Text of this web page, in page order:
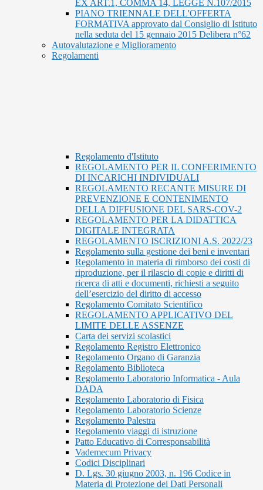
EX ART.1, COMMA 14, LEGGE N.107/2015
PIANO TRIENNALE DELL'OFFERTA
FORMATIVA approvato dal Consiglio di Istituto
nella seduta del 15 gennaio 2015 Delibera n°62
Autovalutazione e Miglioramento
Regolamenti
Regolamento d'Istituto
REGOLAMENTO PER IL CONFERIMENTO
DI INCARICHI INDIVIDUALI
REGOLAMENTO RECANTE MISURE DI
PREVENZIONE E CONTENIMENTO
DELLA DIFFUSIONE DEL SARS-COV-2
REGOLAMENTO PER LA DIDATTICA
DIGITALE INTEGRATA
REGOLAMENTO ISCRIZIONI A.S. 2022/23
Regolamento sulla gestione dei beni e inventari
Regolamento in materia di rimborso dei costi di
riproduzione, per il rilascio di copie e diritti di
ricerca di atti e documenti, richiesti a seguito
dell’esercizio del diritto di accesso
Regolamento Comitato Scientifico
REGOLAMENTO APPLICATIVO DEL
LIMITE DELLE ASSENZE
Carta dei servizi scolastici
Regolamento Registro Elettronico
Regolamento Organo di Garanzia
Regolamento Biblioteca
Regolamento Laboratorio Informatica - Aula
DADA
Regolamento Laboratorio di Fisica
Regolamento Laboratorio Scienze
Regolamento Palestra
Regolamento viaggi di istruzione
Patto Educativo di Corresponsabilità
Vademecum Privacy
Codici Disciplinari
D. Lgs. 30 giugno 2003, n. 196 Codice in
Materia di Protezione dei Dati Personali